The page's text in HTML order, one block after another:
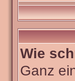
Wie
Ganz